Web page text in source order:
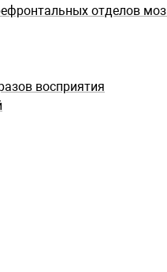
отделов
восприятия